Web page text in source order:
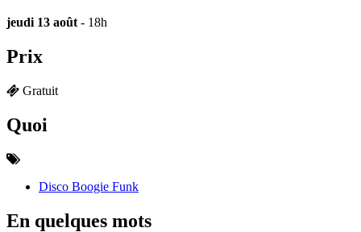
jeudi 13 août - 18h
Prix
Gratuit
Quoi
Disco Boogie Funk
En quelques mots